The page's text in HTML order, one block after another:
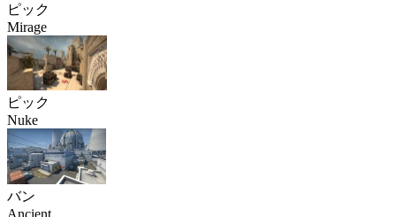
ピック
Mirage
ピック
Nuke
バン
Ancient